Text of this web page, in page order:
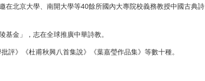
在北京大學、南開大學等40餘所國內大專院校義務教授中國古典詩
金」，志在全球推廣中華詩教。
評》《杜甫秋興八首集說》《葉嘉瑩作品集》等數十種。